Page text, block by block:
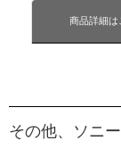
商品詳細は
その他、ソニ